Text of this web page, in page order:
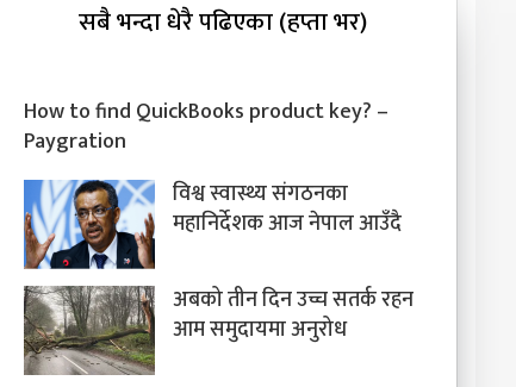
सबै भन्दा धेरै पढिएका (हप्ता भर)
How to find QuickBooks product key? –
Paygration
विश्व स्वास्थ्य संगठनका
महानिर्देशक आज नेपाल आउँदै
अबको तीन दिन उच्च सतर्क रहन
आम समुदायमा अनुरोध